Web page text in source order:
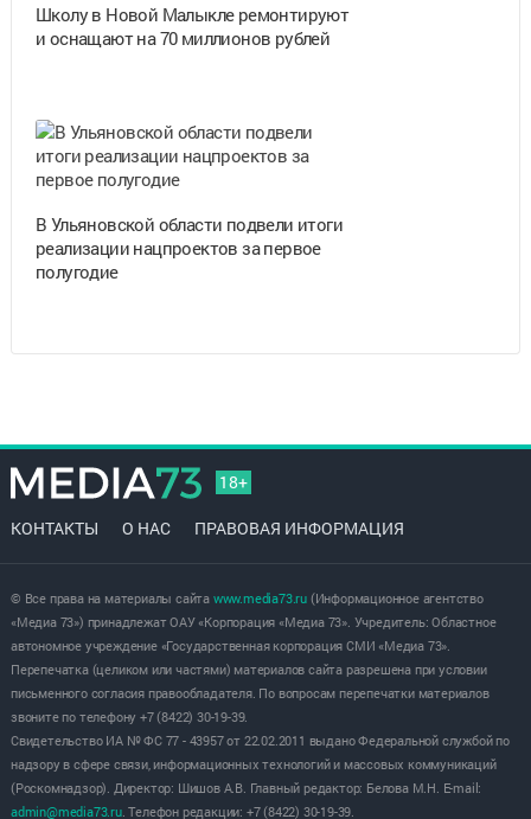
Школу в Новой Малыкле ремонтируют
и оснащают на 70 миллионов рублей
В Ульяновской области подвели итоги
реализации нацпроектов за первое
полугодие
18+
КОНТАКТЫ О НАС ПРАВОВАЯ ИНФОРМАЦИЯ
© Все права на материалы сайта www.media73.ru(Информационное агентство
«Медиа 73») принадлежат ОАУ «Корпорация «Медиа 73». Учредитель: Областное
автономное учреждение «Государственная корпорация СМИ «Медиа 73».
Перепечатка (целиком или частями) материалов сайта разрешена при условии
письменного согласия правообладателя. По вопросам перепечатки материалов
звоните по телефону +7 (8422) 30-19-39.
Свидетельство ИА № ФС 77 - 43957 от 22.02.2011 выдано Федеральной службой по
надзору в сфере связи, информационных технологий и массовых коммуникаций
(Роскомнадзор). Директор: Шишов А.В. Главный редактор: Белова М.Н. E-mail:
admin@media73.ru. Телефон редакции: +7 (8422) 30-19-39.